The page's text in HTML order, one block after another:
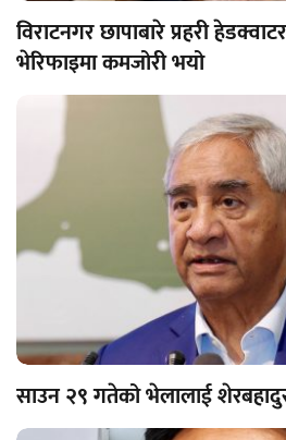
विराटनगर छापाबारे प्रहरी
भेरिफाइमा कमजोरी भयो
साउन २९ गतेको भेलालाई